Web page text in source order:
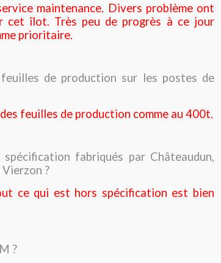
maintenance. Divers problème ont
cet îlot. Très peu de progrès à ce jour
prioritaire.
de production sur les postes de
feuilles de production comme au 400t.
fabriqués par Châteaudun,
?
ce qui est hors spécification est bien
?